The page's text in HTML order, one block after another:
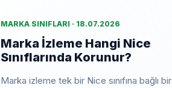
MARKA SINIFLARI · 18.07.2026
Marka İzleme Hangi Nice
Sınıflarında Korunur?
Marka izleme tek bir Nice sınıfına bağlı bir